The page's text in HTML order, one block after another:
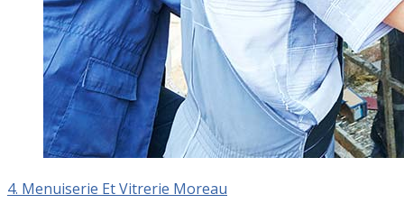
4. Menuiserie Et Vitrerie Moreau